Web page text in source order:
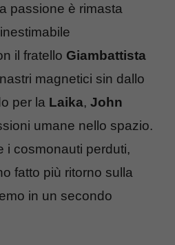
passione è rimasta
il fratello Giambattista
magnetici sin dallo
per la Laika, John
umane nello spazio.
i cosmonauti perduti,
fatto più ritorno sulla
in un secondo